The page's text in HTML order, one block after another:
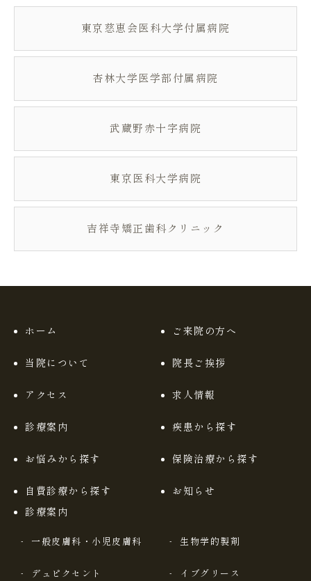
東京慈恵会医科大学付属病院
杏林大学医学部付属病院
武蔵野赤十字病院
東京医科大学病院
吉祥寺矯正歯科クリニック
ホーム ご来院の方へ
当院について 院長ご挨拶
アクセス 求人情報
診療案内 疾患から探す
お悩みから探す 保険治療から探す
自費診療から探す お知らせ
診療案内
一般皮膚科・小児皮膚科 生物学的製剤
デュピクセント イブグリース